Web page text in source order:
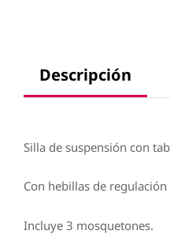
Descripción
Silla de suspensión con
Con hebillas de
Incluye 3 mosquetones.